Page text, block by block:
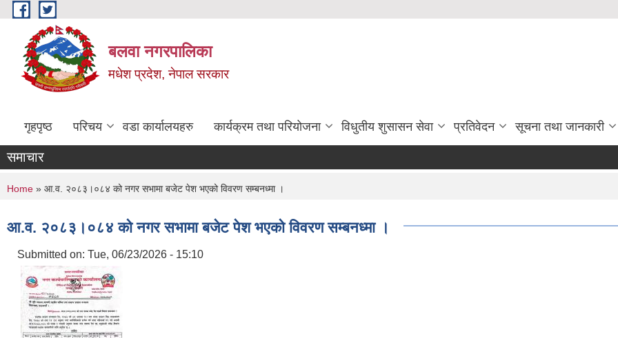
Skip to main content
बलवा नगरपालिका
मधेश प्रदेश, नेपाल सरकार
गृहपृष्ठ परिचय वडा कार्यालयहरु कार्यक्रम तथा परियोजना विधुतीय शुसासन सेवा प्रतिवेदन सूचना तथा जानकारी
समाचार
You are here
Home » आ.व. २०८३।०८४ को नगर सभामा बजेट पेश भएको विवरण सम्बनध्मा ।
आ.व. २०८३।०८४ को नगर सभामा बजेट पेश भएको विवरण सम्बनध्मा ।
Submitted on: Tue, 06/23/2026 - 15:10